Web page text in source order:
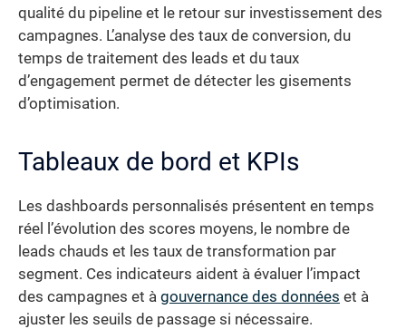
qualité du pipeline et le retour sur investissement des
campagnes. L’analyse des taux de conversion, du
temps de traitement des leads et du taux
d’engagement permet de détecter les gisements
d’optimisation.
Tableaux de bord et KPIs
Les dashboards personnalisés présentent en temps
réel l’évolution des scores moyens, le nombre de
leads chauds et les taux de transformation par
segment. Ces indicateurs aident à évaluer l’impact
des campagnes et à gouvernance des données et à
ajuster les seuils de passage si nécessaire.